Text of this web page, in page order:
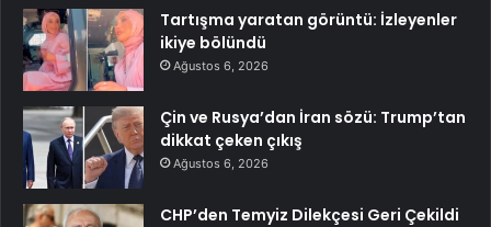
Tartışma yaratan görüntü: İzleyenler
ikiye bölündü
Ağustos 6, 2026
Çin ve Rusya’dan İran sözü: Trump’tan
dikkat çeken çıkış
Ağustos 6, 2026
CHP’den Temyiz Dilekçesi Geri Çekildi